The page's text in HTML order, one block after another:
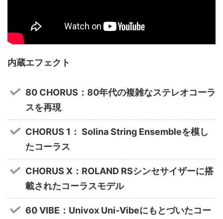
内蔵エフェクト
80 CHORUS：80年代の複雑なステレオコーラ
スを再現
CHORUS 1： Solina String Ensembleを模し
たコーラス
CHORUS X：ROLAND RSシンセサイザーに搭
載されたコーラスモデル
60 VIBE：Univox Uni-Vibeにもとづいたコー